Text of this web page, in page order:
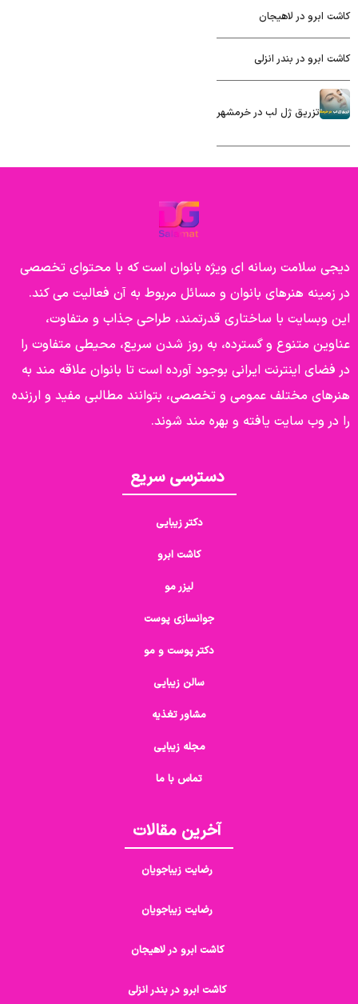
کاشت ابرو در لاهیجان
کاشت ابرو در بندر انزلی
تزریق ژل لب در خرمشهر
دیجی سلامت رسانه ای ویژه بانوان است که با محتوای تخصصی
در زمینه هنرهای بانوان و مسائل مربوط به آن فعالیت می کند.
این وبسایت با ساختاری قدرتمند، طراحی جذاب و متفاوت،
عناوین متنوع و گسترده، به روز شدن سریع، محیطی متفاوت را
در فضای اینترنت ایرانی بوجود آورده است تا بانوان علاقه مند به
هنرهای مختلف عمومی و تخصصی، بتوانند مطالبی مفید و ارزنده
را در وب سایت یافته و بهره مند شوند.
دسترسی سریع
دکتر زیبایی
کاشت ابرو
لیزر مو
جوانسازی پوست
دکتر پوست و مو
سالن زیبایی
مشاور تغذیه
مجله زیبایی
تماس با ما
آخرین مقالات
رضایت زیباجویان
رضایت زیباجویان
کاشت ابرو در لاهیجان
کاشت ابرو در بندر انزلی